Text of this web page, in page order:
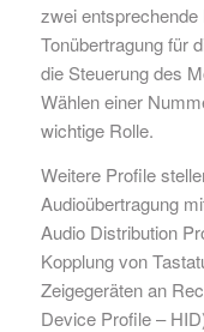
zwei
Tonübertragung für
die Steuerung des
Wählen einer
wichtige Rolle.
Weitere Profile
Audioübertragung
Audio Distribution
Kopplung von
Zeigegeräten an
Device Profile –